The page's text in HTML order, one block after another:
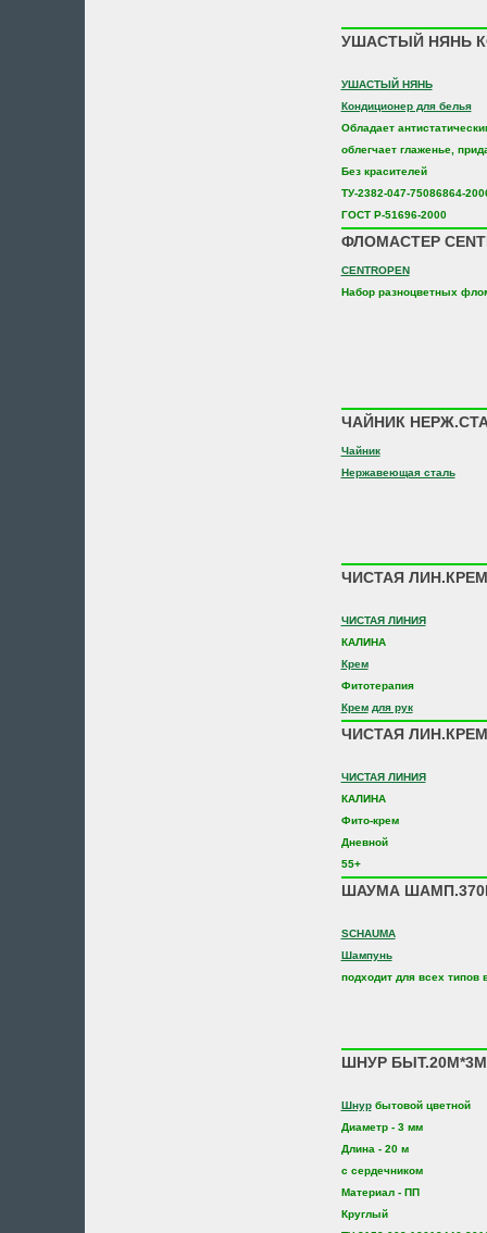
УШАСТЫЙ НЯНЬ
УШАСТЫЙ НЯНЬ
Кондиционер для белья
Обладает
облегчает глаженье,
Без красителей
ТУ-2382-047-75086864-
ГОСТ Р-51696-2000
ФЛОМАСТЕР
CENTROPEN
Набор разноцветных
ЧАЙНИК
Чайник
Нержавеющая сталь
ЧИСТАЯ
ЧИСТАЯ ЛИНИЯ
КАЛИНА
Крем
Фитотерапия
Крем для рук
ЧИСТАЯ
ЧИСТАЯ ЛИНИЯ
КАЛИНА
Фито-крем
Дневной
55+
ШАУМА
SCHAUMA
Шампунь
подходит для всех типов
ШНУР
Шнурбытовой цветной
Диаметр - 3 мм
Длина - 20 м
с сердечником
Материал - ПП
Круглый